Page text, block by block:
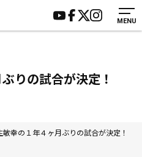
MENU
施設紹介
会員様の声
サポーター募集
りの試合が決定！
敏幸の１年４ヶ月ぶりの試合が決定！